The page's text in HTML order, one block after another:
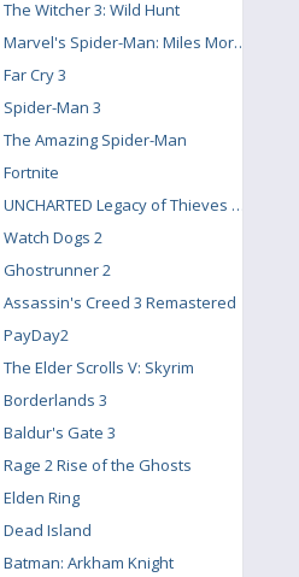
The Witcher 3: Wild Hunt
Marvel's Spider-Man: Miles Morales
Far Cry 3
Spider-Man 3
The Amazing Spider-Man
Fortnite
UNCHARTED Legacy of Thieves Collection
Watch Dogs 2
Ghostrunner 2
Assassin's Creed 3 Remastered
PayDay2
The Elder Scrolls V: Skyrim
Borderlands 3
Baldur's Gate 3
Rage 2 Rise of the Ghosts
Elden Ring
Dead Island
Batman: Arkham Knight